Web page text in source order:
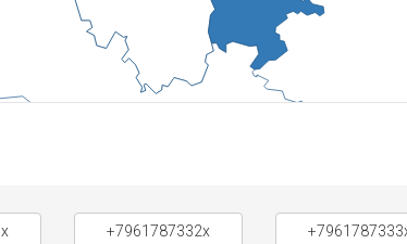
+7961787332x